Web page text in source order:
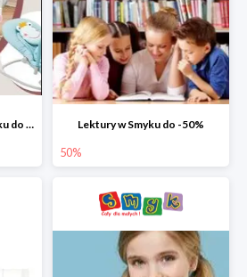
Leżaczki i huśtawki w Smyku do -30% Lektury w Smyku do -50%
50%